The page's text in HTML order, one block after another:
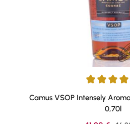
Durchschnittliche Bewertung
Camus VSOP Intensely
0,70l